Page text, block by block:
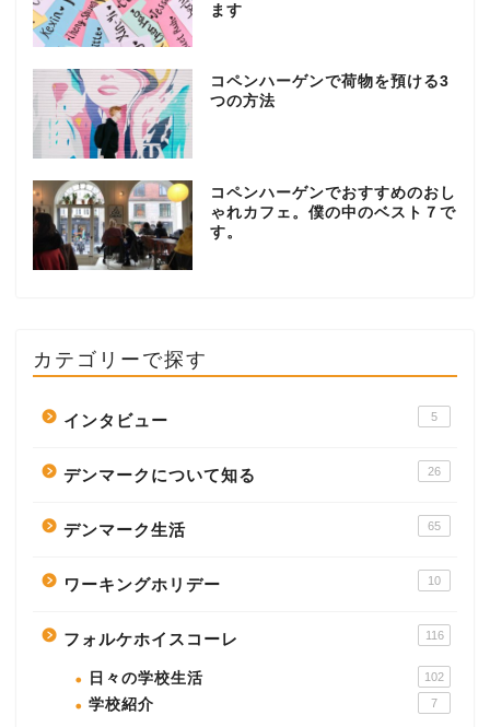
ます
コペンハーゲンで荷物を預ける3
つの方法
コペンハーゲンでおすすめのおし
ゃれカフェ。僕の中のベスト７で
す。
カテゴリーで探す
インタビュー 5
デンマークについて知る 26
デンマーク生活 65
ワーキングホリデー 10
フォルケホイスコーレ 116
日々の学校生活 102
学校紹介 7